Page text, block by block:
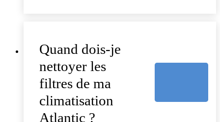
Quand dois-je
nettoyer les
filtres de ma
climatisation
Atlantic ?